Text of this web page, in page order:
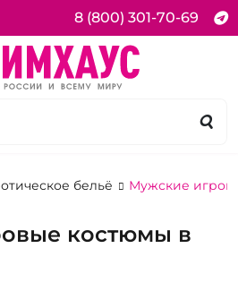
8 (800) 301-70-69
бельё Мужские
костюмы в